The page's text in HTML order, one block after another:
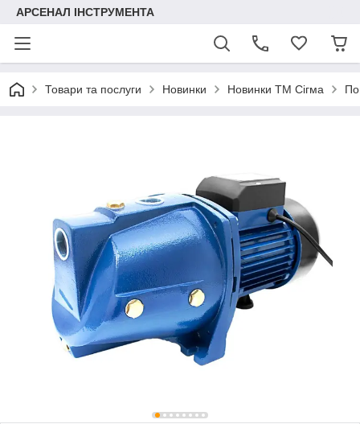
АРСЕНАЛ ІНСТРУМЕНТА
Товари та послуги Новинки Новинки ТМ Сігма